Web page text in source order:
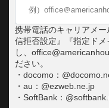
携帯電話のキャリアメ
信拒否設定』『指定ド
し、
ださい。
・docomo：
・au：@ezweb.ne.jp
・SoftBank：